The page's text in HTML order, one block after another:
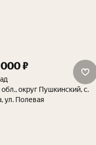
000 ₽
округ Пушкинский, с.
ул. Полевая